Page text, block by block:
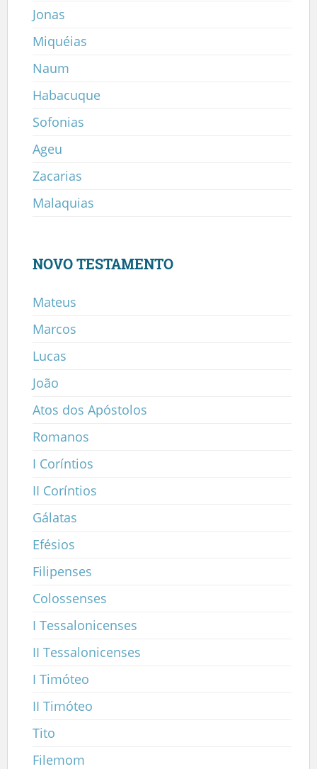
Jonas
Miquéias
Naum
Habacuque
Sofonias
Ageu
Zacarias
Malaquias
NOVO TESTAMENTO
Mateus
Marcos
Lucas
João
Atos dos Apóstolos
Romanos
I Coríntios
II Coríntios
Gálatas
Efésios
Filipenses
Colossenses
I Tessalonicenses
II Tessalonicenses
I Timóteo
II Timóteo
Tito
Filemom